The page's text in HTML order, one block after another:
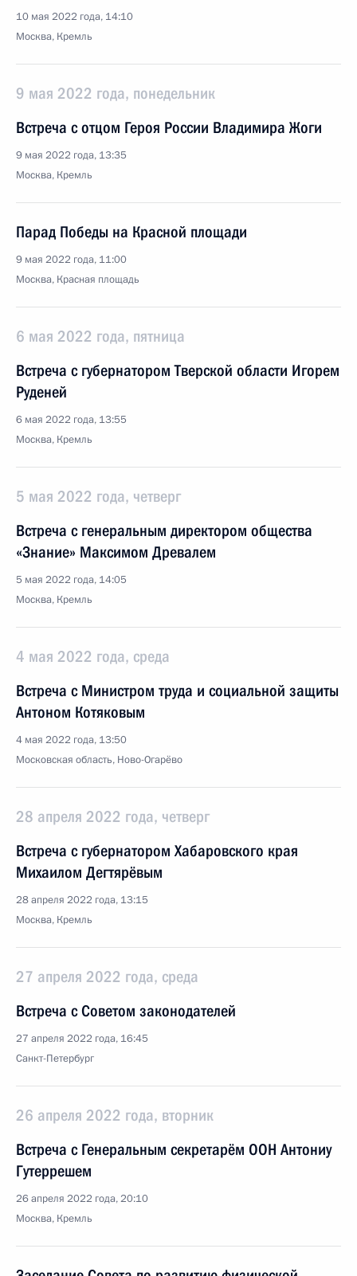
10 мая 2022 года, 14:10
Москва, Кремль
9 мая 2022 года, понедельник
Встреча с отцом Героя России Владимира Жоги
9 мая 2022 года, 13:35
Москва, Кремль
Парад Победы на Красной площади
9 мая 2022 года, 11:00
Москва, Красная площадь
6 мая 2022 года, пятница
Встреча с губернатором Тверской области Игорем
Руденей
6 мая 2022 года, 13:55
Москва, Кремль
5 мая 2022 года, четверг
Встреча с генеральным директором общества
«Знание» Максимом Древалем
5 мая 2022 года, 14:05
Москва, Кремль
4 мая 2022 года, среда
Встреча с Министром труда и социальной защиты
Антоном Котяковым
4 мая 2022 года, 13:50
Московская область, Ново-Огарёво
28 апреля 2022 года, четверг
Встреча с губернатором Хабаровского края
Михаилом Дегтярёвым
28 апреля 2022 года, 13:15
Москва, Кремль
27 апреля 2022 года, среда
Встреча с Советом законодателей
27 апреля 2022 года, 16:45
Санкт-Петербург
26 апреля 2022 года, вторник
Встреча с Генеральным секретарём ООН Антониу
Гутеррешем
26 апреля 2022 года, 20:10
Москва, Кремль